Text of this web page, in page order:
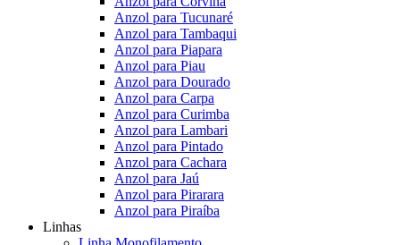
Anzol para Tucunaré
Anzol para Tambaqui
Anzol para Piapara
Anzol para Piau
Anzol para Dourado
Anzol para Carpa
Anzol para Curimba
Anzol para Lambari
Anzol para Pintado
Anzol para Cachara
Anzol para Jaú
Anzol para Pirarara
Anzol para Piraíba
Linhas